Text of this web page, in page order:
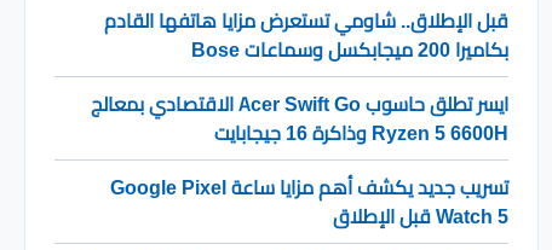
قبل الإطلاق.. شاومي تستعرض مزايا هاتفها القادم
بكاميرا 200 ميجابكسل وسماعات Bose
ايسر تطلق حاسوب Acer Swift Go الاقتصادي بمعالج
Ryzen 5 6600H وذاكرة 16 جيجابايت
تسريب جديد يكشف أهم مزايا ساعة Google Pixel
Watch 5 قبل الإطلاق